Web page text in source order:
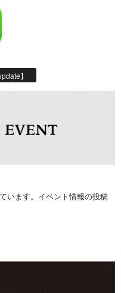
】
います。イベント情報の投稿